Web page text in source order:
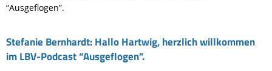
“Ausgeflogen”.
Stefanie Bernhardt: Hallo Hartwig, herzlich willkommen
im LBV-Podcast “Ausgeflogen”.